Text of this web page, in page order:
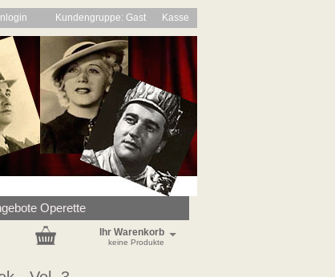
Kundengruppe: Gast Kasse
Operette
Ihr Warenkorb
keine Produkte